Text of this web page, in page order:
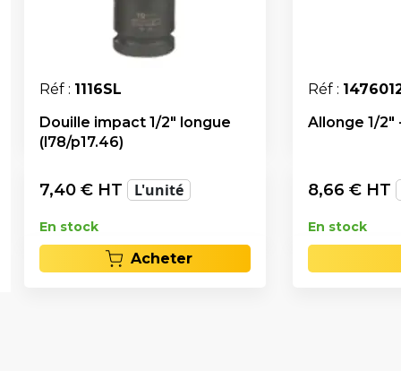
Réf : 1116SL
Douille impact 1/2" longue
(l78/p17.46)
7,40 € HT L'unité
En stock
Acheter
Réf :
Allonge 1/2"
8,66 € HT
En stock